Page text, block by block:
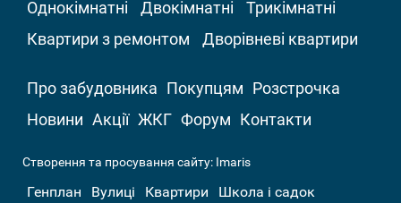
Однокімнатні Двокімнатні
Трикімнатні
Квартири з ремонтом
Дворівневі квартири
Про забудовника Покупцям Розстрочка
Новини Акції ЖКГ Форум Контакти
Створення та просування сайту: Imaris
Генплан Вулиці Квартири Школа і садок